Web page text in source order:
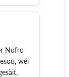
Nofro
wéi